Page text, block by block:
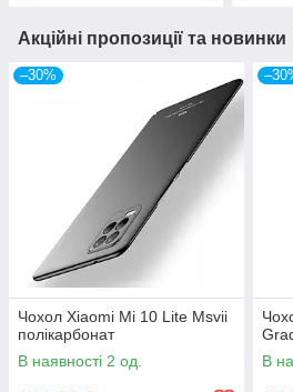
Акційні пропозиції та новинки
–30%
Чохол Xiaomi Mi 10 Lite Msvii
полікарбонат
В наявності 2 од.
В